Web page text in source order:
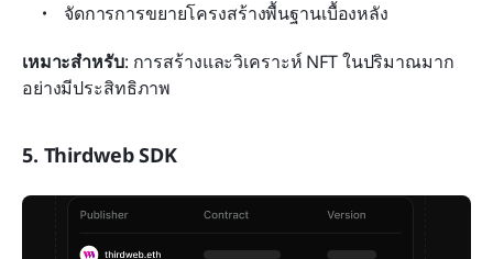
จัดการการขยายโครงสร้างพื้นฐานเบื้องหลัง
เหมาะสำหรับ: การสร้างและวิเคราะห์ NFT ในปริมาณมาก
อย่างมีประสิทธิภาพ
5. Thirdweb SDK